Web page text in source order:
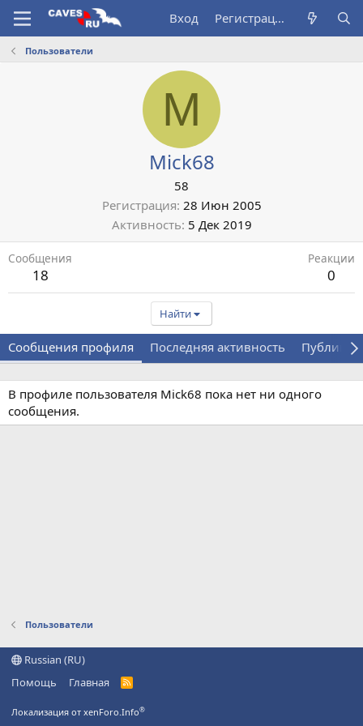
Вход Регистрация
Пользователи
M
Mick68
58
Регистрация 28 Июн 2005
Активность 5 Дек 2019
Сообщения
18
Реакции
0
Найти
Сообщения профиля Последняя активность
В профиле пользователя Mick68 пока нет ни одного
сообщения.
Пользователи
Russian (RU)
Помощь
Главная
R
Локализация от xenForo.Info®